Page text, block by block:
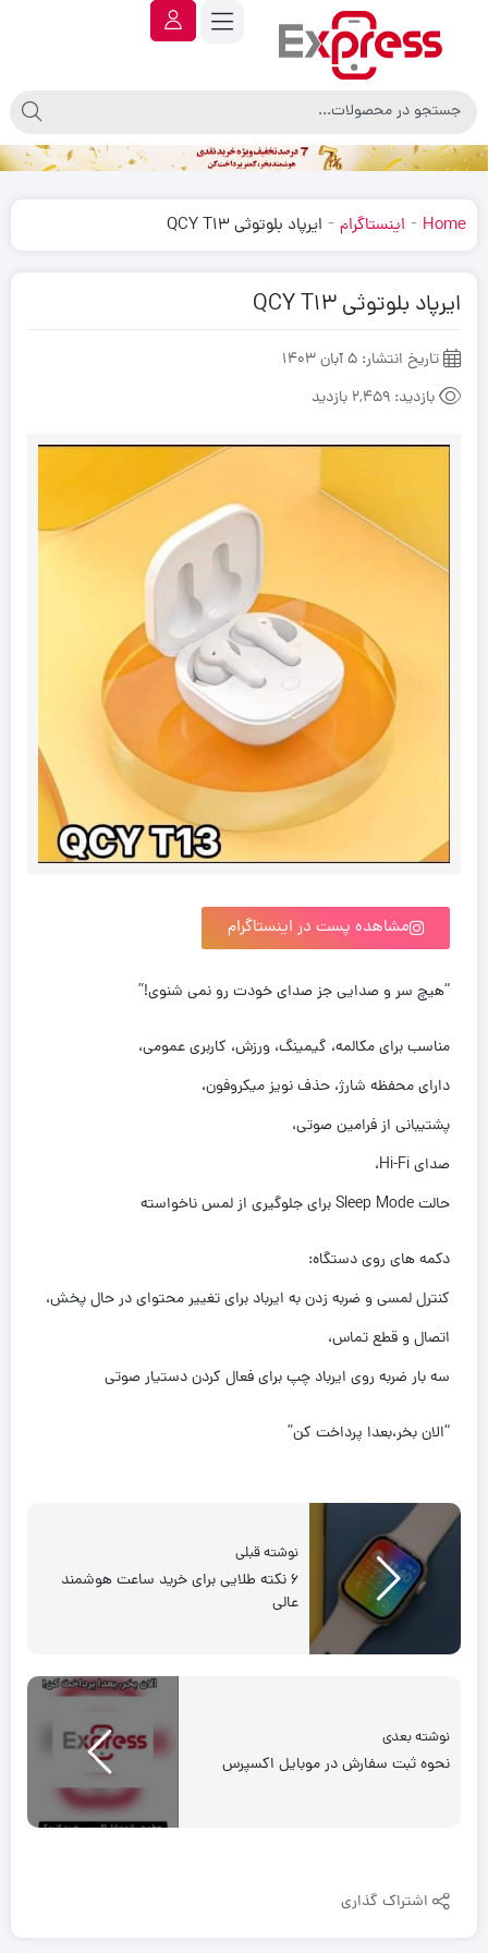
Home
- اینستاگرام - ایرپاد بلوتوثی QCY T13
ایرپاد بلوتوثی QCY T13
تاریخ انتشار: 5 آبان 1403
بازدید: 2,459 بازدید
مشاهده پست در اینستاگرام
“هیچ سر و صدایی جز صدای خودت رو نمی شنوی!”
مناسب برای مکالمه، گیمینگ، ورزش، کاربری عمومی،
دارای محفظه شارژ، حذف نویز میکروفون،
پشتیبانی از فرامین صوتی،
صدای Hi-Fi،
حالت Sleep Mode برای جلوگیری از لمس ناخواسته
دکمه های روی دستگاه:
کنترل لمسی و ضربه زدن به ایرباد برای تغییر محتوای در حال پخش،
اتصال و قطع تماس،
سه بار ضربه روی ایرباد چپ برای فعال کردن دستیار صوتی
“الان بخر،بعدا پرداخت کن”
نوشته قبلی
۶ نکته طلایی برای خرید ساعت هوشمند
عالی
نوشته بعدی
نحوه ثبت سفارش در موبایل اکسپرس
اشتراک گذاری